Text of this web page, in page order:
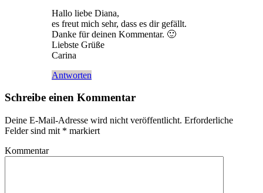
Hallo liebe Diana,
es freut mich sehr, dass es dir gefällt.
Danke für deinen Kommentar. 🙂
Liebste Grüße
Carina
Antworten
Schreibe einen Kommentar
Deine E-Mail-Adresse wird nicht veröffentlicht. Erforderliche
Felder sind mit * markiert
Kommentar